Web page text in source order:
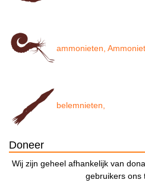
ammonieten,
belemnieten,
Doneer
Wij zijn geheel afhankelijk van
gebruikers ons